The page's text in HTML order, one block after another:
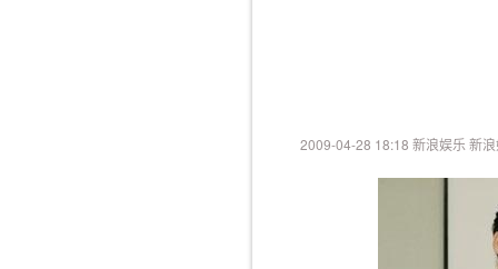
2009-04-28 18:18 新浪娱乐 新